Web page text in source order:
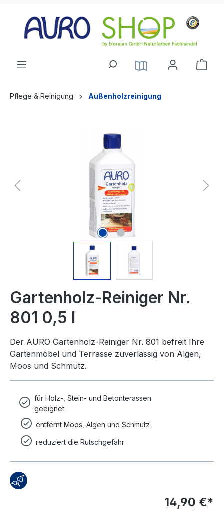
Pflege & Reinigung Außenholzreinigung
Gartenholz-Reiniger Nr.
801 0,5 l
Der AURO Gartenholz-Reiniger Nr. 801 befreit Ihre
Gartenmöbel und Terrasse zuverlässig von Algen,
Moos und Schmutz.
für Holz-, Stein- und Betonterassen
geeignet
entfernt Moos, Algen und Schmutz
reduziert die Rutschgefahr
14,90 €*